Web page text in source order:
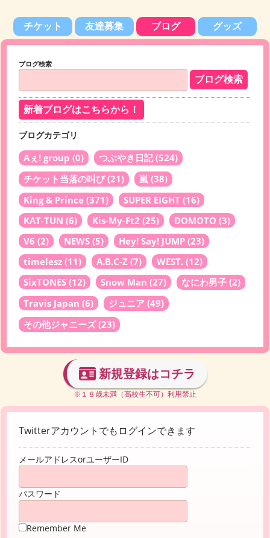
チケット 友達募集 ブログ グッズ
ブログ検索
新着ブログはこちらから！
ブログカテゴリ
Aぇ! group (0) つぶやき日記(524)
チケット当落の叫び(21) 嵐 (38)
King & Prince (371) SUPER EIGHT (16)
KAT-TUN (6) Kis-My-Ft2 (25) DOMOTO (3)
V6 (2) NEWS (5) Hey! Say! JUMP (23)
timelesz (11) A.B.C-Z (7) WEST. (12)
SixTONES (12) Snow Man (27) なにわ男子 (2)
Travis Japan (6) ジュニア (49)
その他ジャニーズ(23)
新規登録はコチラ
※１８歳未満（高校生不可）利用禁止
Twitterアカウントでもログインできます
メールアドレスorユーザーID
パスワード
Remember Me